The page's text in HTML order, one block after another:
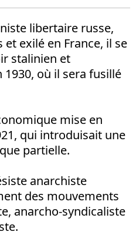
libertaire russe,
exilé en France, il se
stalinien et
1930, où il sera fusillé
mise en
qui introduisait une
partielle.
anarchiste
des mouvements
anarcho-syndicaliste